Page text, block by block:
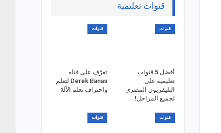
قنوات تعليمية
قنوات
أفضل 5 قنوات
تعليمية على
التليفزيون المصري
لجميع المراحل!
قنوات
تعرّف على قناة
Derek Banas لتعلم
واحتراف تعلم الآلة
قنوات قنوات